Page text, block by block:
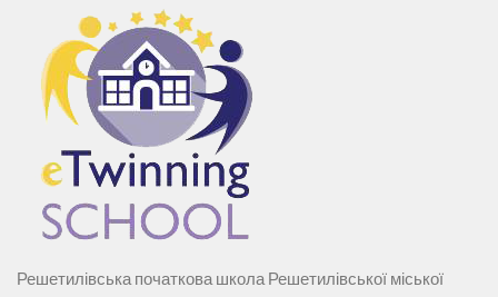
Решетилівська початкова школа Решетилівської міської